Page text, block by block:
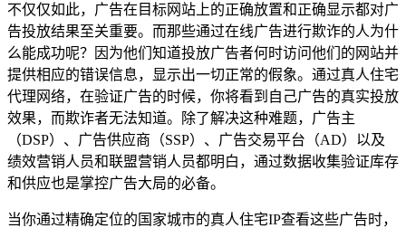
不仅仅如此，广告在目标网站上的正确放置和正确显示都对广
告投放结果至关重要。而那些通过在线广告进行欺诈的人为什
么能成功呢？因为他们知道投放广告者何时访问他们的网站并
提供相应的错误信息，显示出一切正常的假象。通过真人住宅
代理网络，在验证广告的时候，你将看到自己广告的真实投放
效果，而欺诈者无法知道。除了解决这种难题，广告主
（DSP）、广告供应商（SSP）、广告交易平台（AD）以及
绩效营销人员和联盟营销人员都明白，通过数据收集验证库存
和供应也是掌控广告大局的必备。
当你通过精确定位的国家城市的真人住宅IP查看这些广告时，